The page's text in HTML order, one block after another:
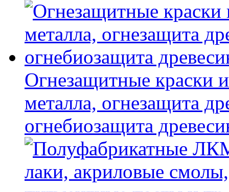
Огнезащитные краски
металла, огнезащита
огнебиозащита